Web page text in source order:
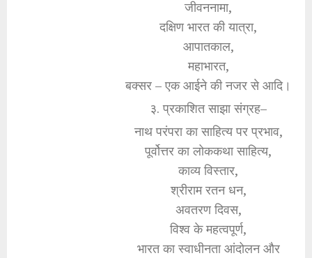
जीवननामा,
दक्षिण भारत की यात्रा,
आपातकाल,
महाभारत,
बक्सर – एक आईने की नजर से आदि।
३. प्रकाशित साझा संग्रह–
नाथ परंपरा का साहित्य पर प्रभाव,
पूर्वोत्तर का लोककथा साहित्य,
काव्य विस्तार,
श्रीराम रतन धन,
अवतरण दिवस,
विश्व के महत्वपूर्ण,
भारत का स्वाधीनता आंदोलन और